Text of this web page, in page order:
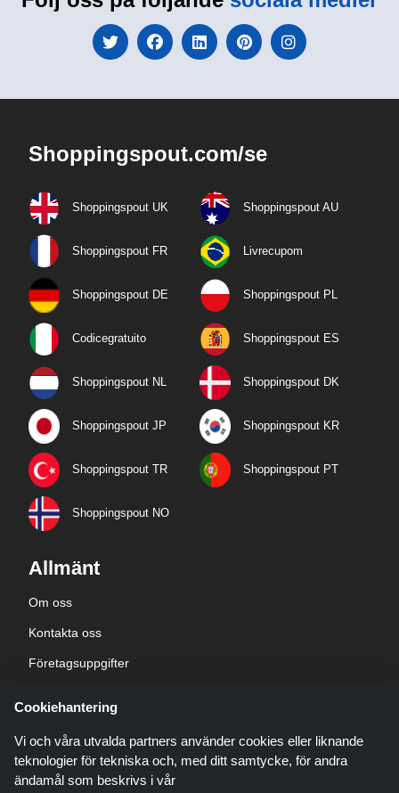
Shoppingspout.com/se
Shoppingspout UK Shoppingspout AU
Shoppingspout FR Livrecupom
Shoppingspout DE Shoppingspout PL
Codicegratuito Shoppingspout ES
Shoppingspout NL Shoppingspout DK
Shoppingspout JP Shoppingspout KR
Shoppingspout TR Shoppingspout PT
Shoppingspout NO
Allmänt
Om oss
Kontakta oss
Företagsuppgifter
Cookiehantering
Vi och våra utvalda partners använder cookies eller liknande
teknologier för tekniska och, med ditt samtycke, för andra
ändamål som beskrivs i vår